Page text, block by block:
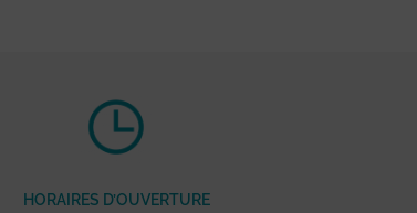
HORAIRES D’OUVERTURE